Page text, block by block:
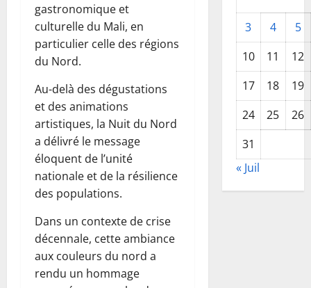
gastronomique et
culturelle du Mali, en
particulier celle des régions
du Nord.
Au-delà des dégustations
et des animations
artistiques, la Nuit du Nord
a délivré le message
éloquent de l’unité
nationale et de la résilience
des populations.
Dans un contexte de crise
décennale, cette ambiance
aux couleurs du nord a
rendu un hommage
3 4
5
10
11
12
17
18
19
24
25
26
31
« Juil